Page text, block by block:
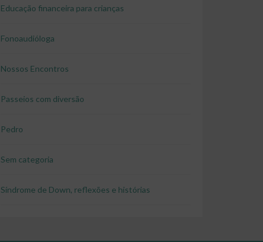
Educação financeira para crianças
Fonoaudióloga
Nossos Encontros
Passeios com diversão
Pedro
Sem categoria
Síndrome de Down, reflexões e histórias